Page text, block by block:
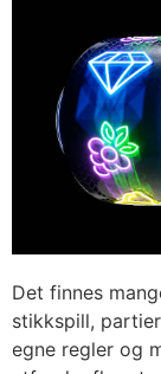
Det finnes
stikkspill,
egne regler og